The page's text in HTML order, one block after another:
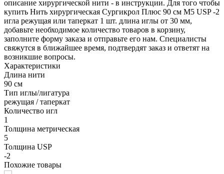
описание хирургической нити - в инструкции. Для того чтобы
купить Нить хирургическая Сургикрол Плюс 90 см М5 USP -2
игла режущая или таперкат 1 шт. длина иглы от 30 мм,
добавьте необходимое количество товаров в корзину,
заполните форму заказа и отправьте его нам. Специалисты
свяжутся в ближайшее время, подтвердят заказ и ответят на
возникшие вопросы.
Характеристики
Длина нити
90 см
Тип иглы/лигатура
режущая / таперкат
Количество игл
1
Толщина метрическая
5
Толщина USP
-2
Похожие товары